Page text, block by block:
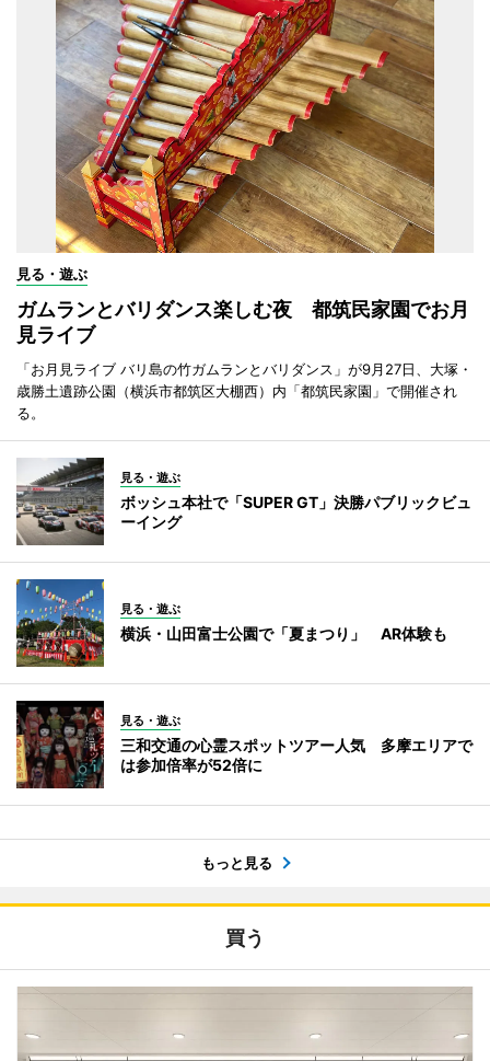
見る・遊ぶ
ガムランとバリダンス楽しむ夜 都筑民家園でお月
見ライブ
「お月見ライブ バリ島の竹ガムランとバリダンス」が9月27日、大塚・
歳勝土遺跡公園（横浜市都筑区大棚西）内「都筑民家園」で開催され
る。
見る・遊ぶ
ボッシュ本社で「SUPER GT」決勝パブリックビュ
ーイング
見る・遊ぶ
横浜・山田富士公園で「夏まつり」 AR体験も
見る・遊ぶ
三和交通の心霊スポットツアー人気 多摩エリアで
は参加倍率が52倍に
もっと見る
買う